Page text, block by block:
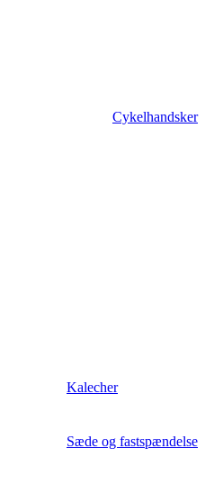
Cykelhandsker
Kalecher
Sæde og fastspændelse